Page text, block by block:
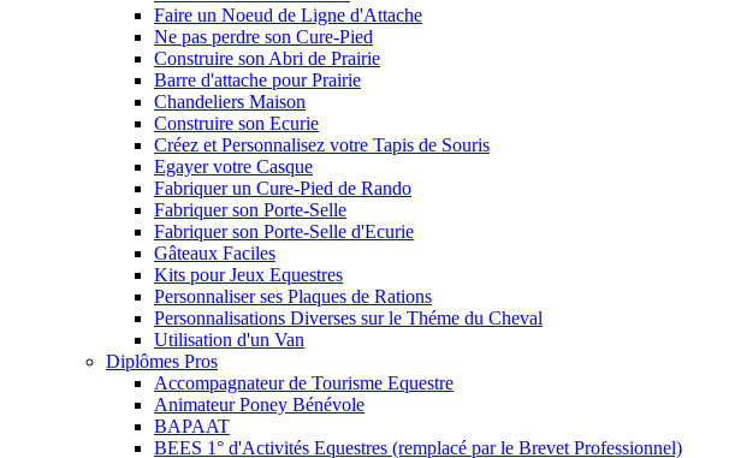
Faire un Noeud de Ligne d'Attache
Ne pas perdre son Cure-Pied
Construire son Abri de Prairie
Barre d'attache pour Prairie
Chandeliers Maison
Construire son Ecurie
Créez et Personnalisez votre Tapis de Souris
Egayer votre Casque
Fabriquer un Cure-Pied de Rando
Fabriquer son Porte-Selle
Fabriquer son Porte-Selle d'Ecurie
Gâteaux Faciles
Kits pour Jeux Equestres
Personnaliser ses Plaques de Rations
Personnalisations Diverses sur le Théme du Cheval
Utilisation d'un Van
Diplômes Pros
Accompagnateur de Tourisme Equestre
Animateur Poney Bénévole
BAPAAT
BEES 1° d'Activités Equestres (remplacé par le Brevet Professionnel)